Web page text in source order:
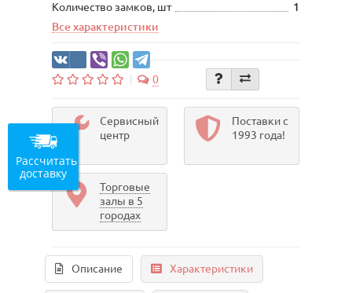
Количество замков, шт
1
Все характеристики
0
Сервисный
центр
Поставки с
1993 года!
Торговые
залы в 5
городах
Описание Характеристики
Рассчитать
доставку